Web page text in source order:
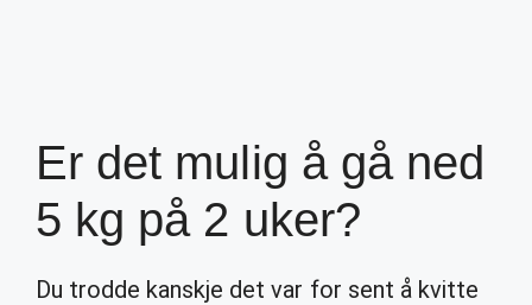
Er det mulig å gå ned
5 kg på 2 uker?
Du trodde kanskje det var for sent å kvitte